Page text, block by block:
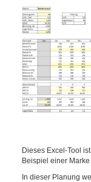
Dieses Excel-Tool
Beispiel einer
In dieser Planung